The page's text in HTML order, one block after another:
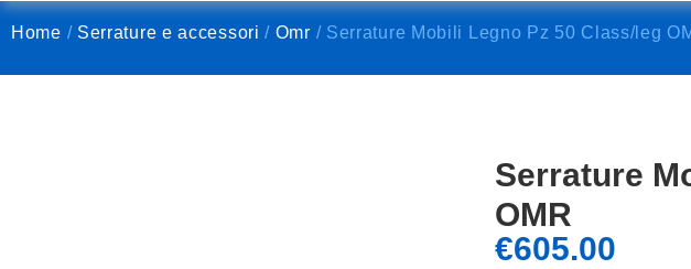
Home / Serrature e accessori / Omr / Serrature Mobili Legno Pz 50 Class/leg
Serrature
OMR
€605.00